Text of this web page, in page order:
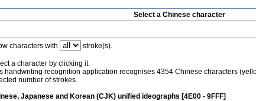
Select a Chinese character
characters with stroke(s).
a character by clicking it.
handwriting recognition application recognises 4354 Chinese characters
number of strokes.
Japanese and Korean (CJK) unified ideographs [4E00 - 9FFF]